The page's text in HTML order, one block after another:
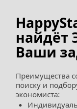
найдёт
Ваши
Преимущества
поиску и
экономиста: